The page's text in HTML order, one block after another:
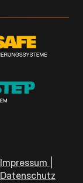
Impressum |
Datenschutz